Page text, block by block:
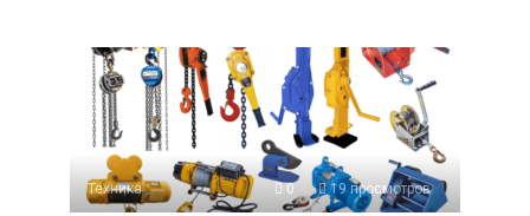
Техника 0 19 просмотров